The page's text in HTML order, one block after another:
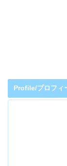
Profile/プロフィ